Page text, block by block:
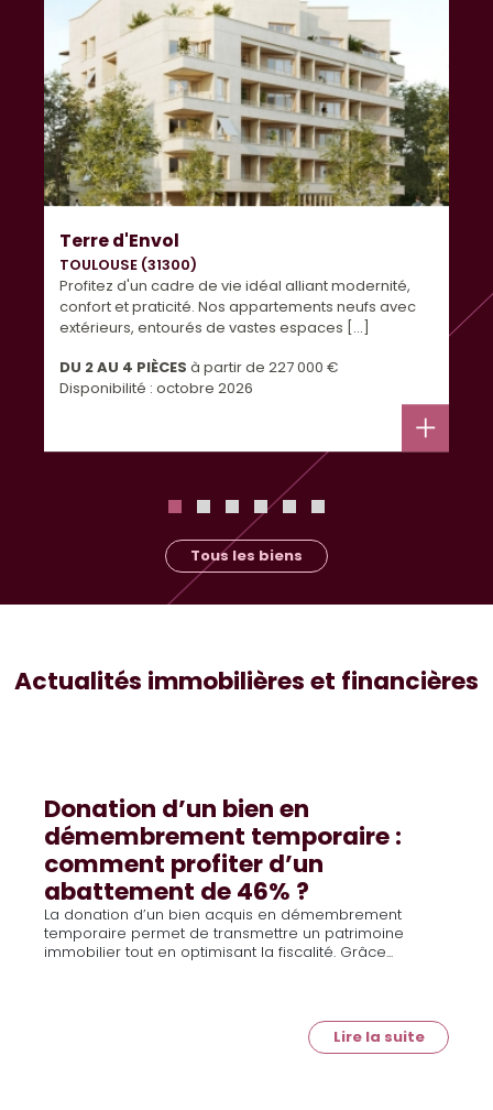
Terre d'Envol
TOULOUSE (31300)
Profitez d'un cadre de vie idéal alliant modernité,
confort et praticité. Nos appartements neufs avec
extérieurs, entourés de vastes espaces [...]
DU 2 AU 4 PIÈCES à partir de 227 000 €
Disponibilité : octobre 2026
Tous les biens
Actualités immobilières et financières
Donation d’un bien en
démembrement temporaire :
comment profiter d’un
abattement de 46% ?
La donation d’un bien acquis en démembrement
temporaire permet de transmettre un patrimoine
immobilier tout en optimisant la fiscalité. Grâce...
Lire la suite